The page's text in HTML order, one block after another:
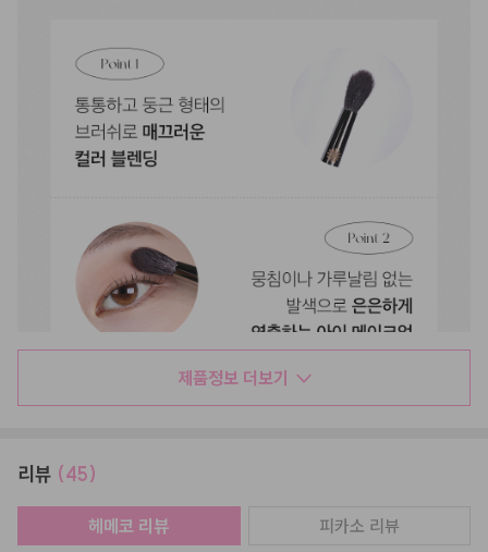
제품정보 더보기
리뷰 (45)
헤메코 리뷰 피카소 리뷰